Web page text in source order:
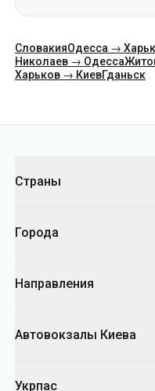
СловакияОдесса →
Николаев → Одесса
Харьков → КиевГданьск
Страны
Города
Направления
Автовокзалы Киева
Укрпас